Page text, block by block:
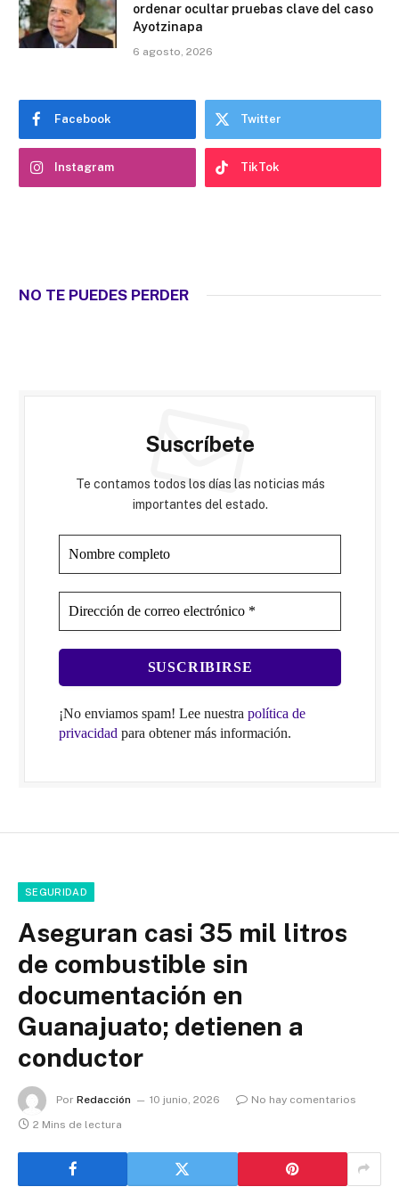
ordenar ocultar pruebas clave del caso
Ayotzinapa
6 agosto, 2026
Facebook Twitter
Instagram TikTok
NO TE PUEDES PERDER
Suscríbete
Te contamos todos los días las noticias más
importantes del estado.
¡No enviamos spam! Lee nuestra política de
privacidad para obtener más información.
SEGURIDAD
Aseguran casi 35 mil litros
de combustible sin
documentación en
Guanajuato; detienen a
conductor
Por Redacción 10 junio, 2026
No hay comentarios
2 Mins de lectura